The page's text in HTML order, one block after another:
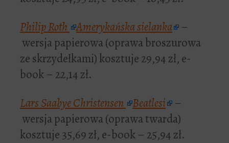
Philip Roth Amerykańska sielanka
–
wersja papierowa (oprawa broszurowa
ze skrzydełkami) kosztuje 29,94 zł, e-
book – 22,14 zł.
Lars Saabye Christensen
Beatlesi
–
wersja papierowa (oprawa twarda)
kosztuje 35,69 zł, e-book – 25,94 zł.